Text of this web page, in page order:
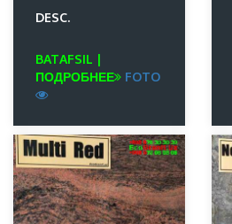
DESC.
BATAFSIL |
ПОДРОБНЕЕ
FOTO